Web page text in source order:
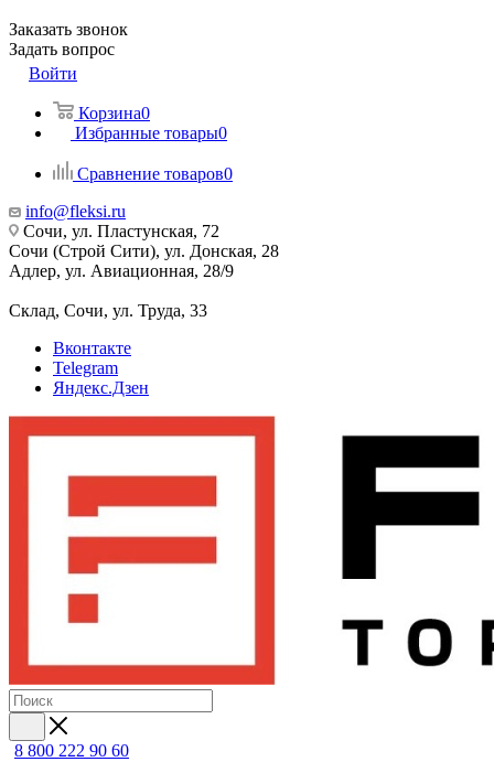
Заказать звонок
Задать вопрос
Войти
Корзина0
Избранные товары0
Сравнение товаров0
info@fleksi.ru
Сочи, ул. Пластунская, 72
Сочи (Строй Сити), ул. Донская, 28
Адлер, ул. Авиационная, 28/9
Склад, Сочи, ул. Труда, 33
Вконтакте
Telegram
Яндекс.Дзен
8 800 222 90 60